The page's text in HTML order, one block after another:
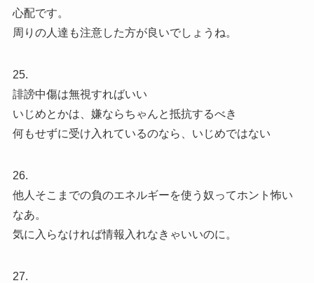
心配です。
周りの人達も注意した方が良いでしょうね。
25.
誹謗中傷は無視すればいい
いじめとかは、嫌ならちゃんと抵抗するべき
何もせずに受け入れているのなら、いじめではない
26.
他人そこまでの負のエネルギーを使う奴ってホント怖い
なあ。
気に入らなければ情報入れなきゃいいのに。
27.